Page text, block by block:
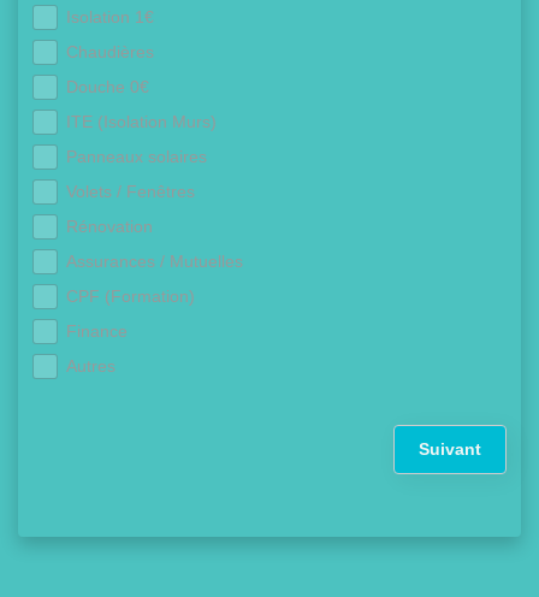
Isolation 1€
Chaudières
Douche 0€
ITE (Isolation Murs)
Panneaux solaires
Volets / Fenêtres
Rénovation
Assurances / Mutuelles
CPF (Formation)
Finance
Autres
Suivant